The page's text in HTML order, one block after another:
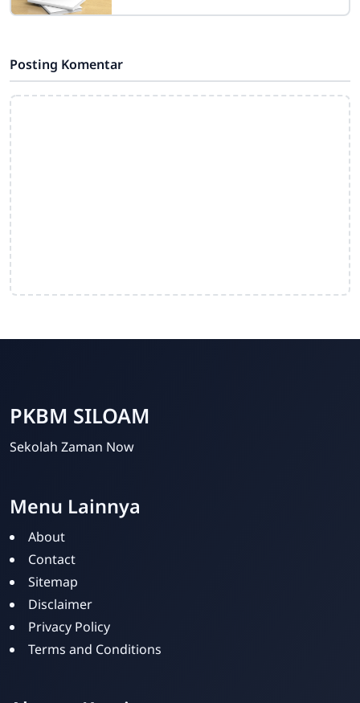
Posting Komentar
PKBM SILOAM
Sekolah Zaman Now
Menu Lainnya
About
Contact
Sitemap
Disclaimer
Privacy Policy
Terms and Conditions